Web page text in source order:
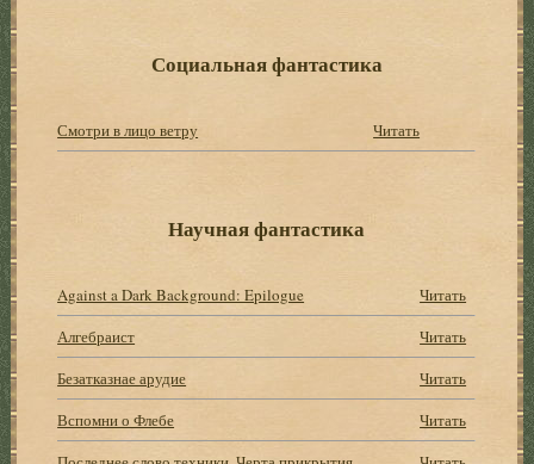
Социальная фантастика
Смотри в лицо ветру Читать
Научная фантастика
Against a Dark Background: Epilogue
Читать
Алгебраист
Читать
Безатказнае арудие
Читать
Вспомни о Флебе
Читать